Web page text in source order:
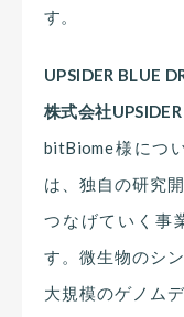
す。
UPSIDER BLUE
株式会社
bitBiome様につ
は、独自の研究
つなげていく事
す。微生物のシ
大規模のゲノム